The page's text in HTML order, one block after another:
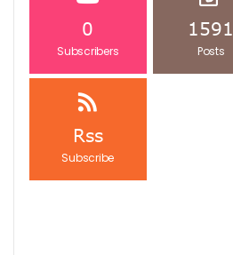
0
Subscribers
1591
Posts
Rss
Subscribe